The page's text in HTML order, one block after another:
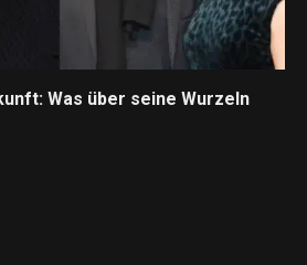
Was über seine Wurzeln